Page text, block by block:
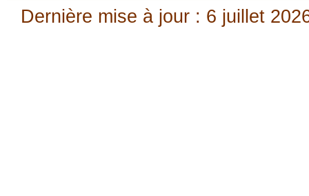
Dernière mise à jour : 6 juillet